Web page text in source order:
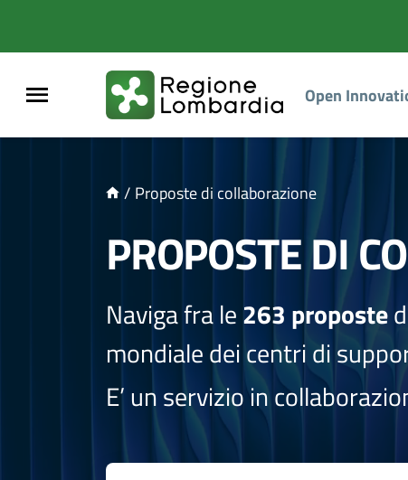
Open
/ Proposte di collaborazione
PROPOSTE DI
Naviga fra le263 proposte
mondiale dei centri di
E’ un servizio in